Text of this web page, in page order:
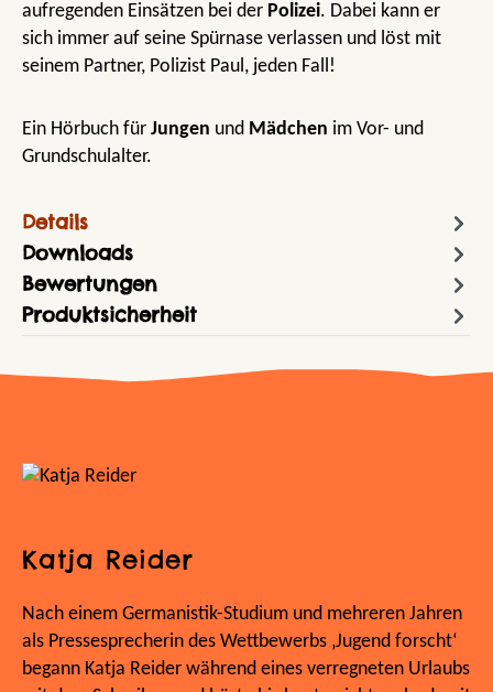
aufregenden Einsätzen bei der Polizei. Dabei kann er
sich immer auf seine Spürnase verlassen und löst mit
seinem Partner, Polizist Paul, jeden Fall!
Ein Hörbuch für Jungen und Mädchen im Vor- und
Grundschulalter.
Details
Downloads
Bewertungen
Produktsicherheit
Katja Reider
Nach einem Germanistik-Studium und mehreren Jahren
als Pressesprecherin des Wettbewerbs ‚Jugend forscht‘
begann Katja Reider während eines verregneten Urlaubs